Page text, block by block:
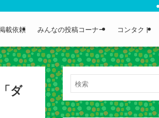
載依頼 みんなの投稿コーナー コンタクト
ダ